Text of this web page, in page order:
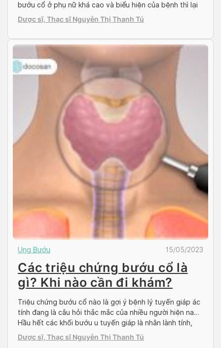
bướu cổ ở phụ nữ khá cao và biểu hiện của bệnh thì lại
âm thầm từ từ. Vậy các chị em phụ nữ cần lưu ý những
dấu hiệu […]
Dược sĩ, Thạc sĩ Nguyễn Thị Thanh Tú
Ung Bướu 15/05/2023
Các triệu chứng bướu cổ là
gì? Khi nào cần đi khám?
Triệu chứng bướu cổ nào là gợi ý bệnh lý tuyến giáp ác
tính đang là câu hỏi thắc mắc của nhiều người hiện nay.
Hầu hết các khối bướu u tuyến giáp là nhân lành tính,
nhưng trong đó có thể gặp khoảng 5% là các nhân giáp
ác tính (gọi là ung thư […]
Dược sĩ, Thạc sĩ Nguyễn Thị Thanh Tú